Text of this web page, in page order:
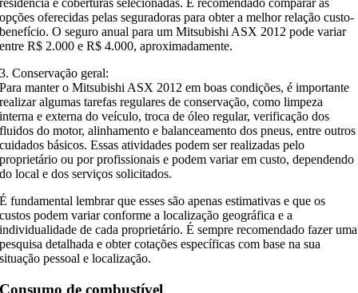
residência e coberturas selecionadas. É recomendado comparar as
opções oferecidas pelas seguradoras para obter a melhor relação custo-
benefício. O seguro anual para um Mitsubishi ASX 2012 pode variar
entre R$ 2.000 e R$ 4.000, aproximadamente.
3. Conservação geral:
Para manter o Mitsubishi ASX 2012 em boas condições, é importante
realizar algumas tarefas regulares de conservação, como limpeza
interna e externa do veículo, troca de óleo regular, verificação dos
fluidos do motor, alinhamento e balanceamento dos pneus, entre outros
cuidados básicos. Essas atividades podem ser realizadas pelo
proprietário ou por profissionais e podem variar em custo, dependendo
do local e dos serviços solicitados.
É fundamental lembrar que esses são apenas estimativas e que os
custos podem variar conforme a localização geográfica e a
individualidade de cada proprietário. É sempre recomendado fazer uma
pesquisa detalhada e obter cotações específicas com base na sua
situação pessoal e localização.
Consumo de combustível